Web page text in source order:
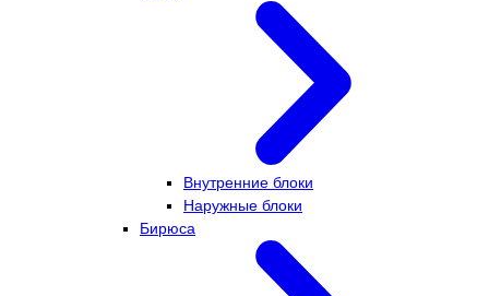
Внутренние блоки
Наружные блоки
Бирюса